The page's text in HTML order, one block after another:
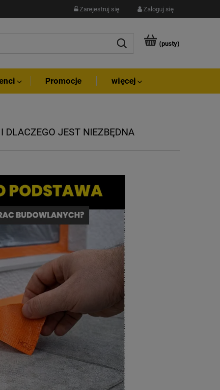
Zarejestruj się Zaloguj się
(pusty)
Promocje więcej
DLACZEGO JEST NIEZBĘDNA